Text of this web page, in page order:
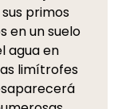
primos
en un suelo
agua en
limítrofes